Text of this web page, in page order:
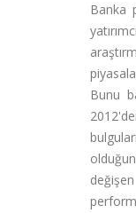
Banka
Bunu